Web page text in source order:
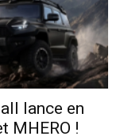
lance en
MHERO !